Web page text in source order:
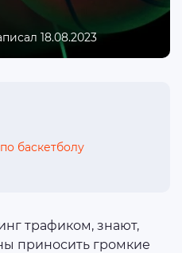
18.08.2023
баскетболу
трафиком, знают,
приносить громкие